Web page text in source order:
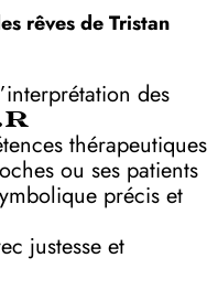
rêves de Tristan
des
thérapeutiques
ou ses patients
précis et
justesse et